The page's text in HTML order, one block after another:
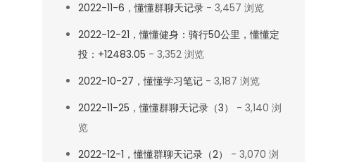
2022-11-6，懂懂群聊天记录- 3,457 浏览
2022-12-21，懂懂健身：骑行50公里，懂懂定
投：+12483.05 - 3,352 浏览
2022-10-27，懂懂学习笔记- 3,187 浏览
2022-11-25，懂懂群聊天记录（3）
- 3,140 浏
览
2022-12-1，懂懂群聊天记录（2）
- 3,070 浏